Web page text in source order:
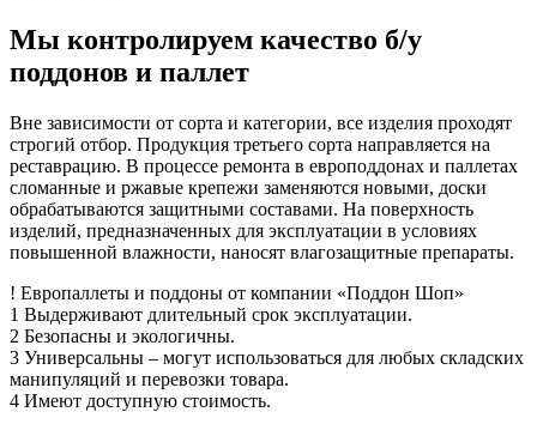
Мы контролируем качество б/у
поддонов и паллет
Вне зависимости от сорта и категории, все изделия проходят
строгий отбор. Продукция третьего сорта направляется на
реставрацию. В процессе ремонта в европоддонах и паллетах
сломанные и ржавые крепежи заменяются новыми, доски
обрабатываются защитными составами. На поверхность
изделий, предназначенных для эксплуатации в условиях
повышенной влажности, наносят влагозащитные препараты.
! Европаллеты и поддоны от компании «Поддон Шоп»
1 Выдерживают длительный срок эксплуатации.
2 Безопасны и экологичны.
3 Универсальны – могут использоваться для любых складских
манипуляций и перевозки товара.
4 Имеют доступную стоимость.